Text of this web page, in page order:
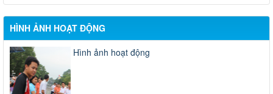
HÌNH ẢNH HOẠT ĐỘNG
Hình ảnh hoạt động